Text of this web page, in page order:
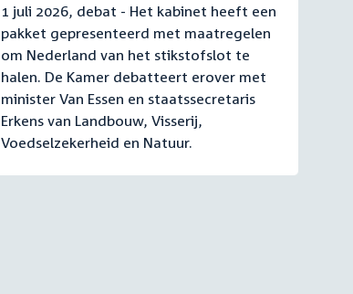
1 juli 2026, debat - Het kabinet heeft een
pakket gepresenteerd met maatregelen
om Nederland van het stikstofslot te
halen. De Kamer debatteert erover met
minister Van Essen en staatssecretaris
Erkens van Landbouw, Visserij,
Voedselzekerheid en Natuur.